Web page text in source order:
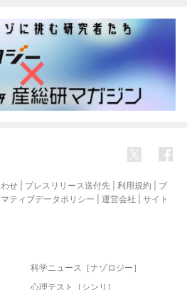
せ プレスリリース送付先 利用規約
プ
ティブデータポリシー 運営会社
サイト
科学ニュース［ナゾロジー］
心理テスト［シンリ］